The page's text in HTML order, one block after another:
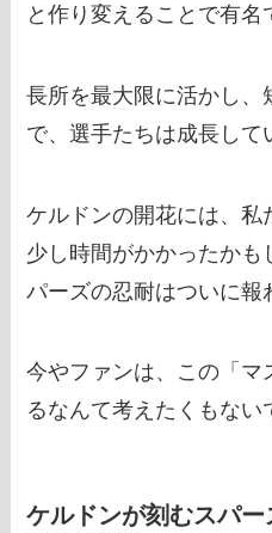
と作り変えることで有名
長所を最大限に活かし、
で、選手たちは成長して
ケルドンの開花には、私
少し時間がかかったかも
パーズの忍耐はついに報
今やファンは、この「
るなんて考えたくもない
ケルドンが刻むスパ